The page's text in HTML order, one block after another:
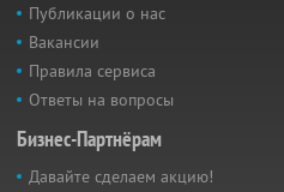
Публикации о нас
Вакансии
Правила сервиса
Ответы на вопросы
Бизнес-Партнёрам
Давайте сделаем акцию!